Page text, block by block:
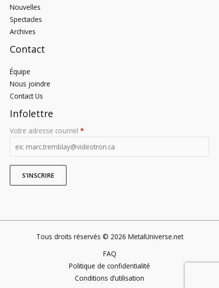
Nouvelles
Spectacles
Archives
Contact
Équipe
Nous joindre
Contact Us
Infolettre
Votre adresse courriel *
Tous droits réservés © 2026 MetalUniverse.net
FAQ
Politique de confidentialité
Conditions d’utilisation